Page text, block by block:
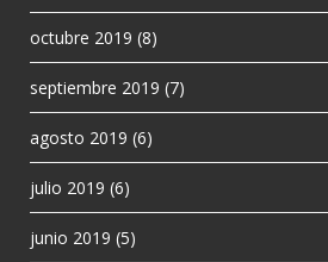
octubre 2019 (8)
septiembre 2019 (7)
agosto 2019 (6)
julio 2019 (6)
junio 2019 (5)